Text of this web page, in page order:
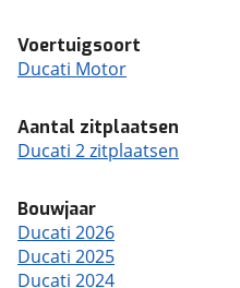
Voertuigsoort
Ducati Motor
Aantal zitplaatsen
Ducati 2 zitplaatsen
Bouwjaar
Ducati 2026
Ducati 2025
Ducati 2024